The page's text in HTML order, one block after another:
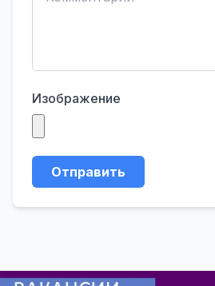
Изображение
Отправить